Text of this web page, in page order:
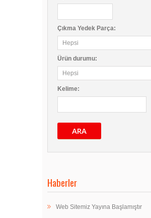
Çıkma Yedek Parça:
Ürün durumu:
Kelime:
ARA
Haberler
Web Sitemiz Yayına Başlamıştır